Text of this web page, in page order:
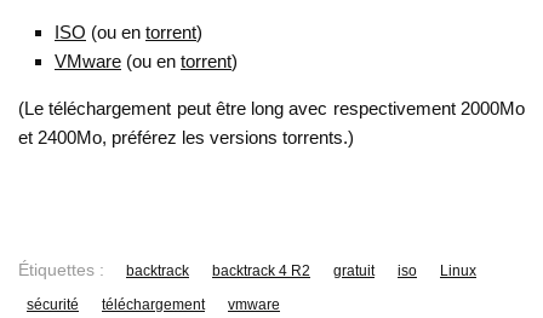
ISO (ou en torrent)
VMware (ou en torrent)
(Le téléchargement peut être long avec respectivement 2000Mo
et 2400Mo, préférez les versions torrents.)
Étiquettes : backtrack backtrack 4 R2 gratuit iso
Linux
sécurité
téléchargement vmware